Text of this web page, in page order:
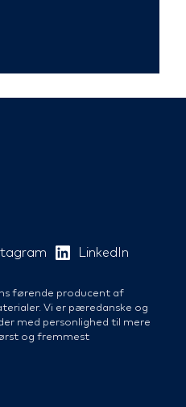
LinkedIn
førende producent af
Vi er pæredanske og
med personlighed til mere
og fremmest